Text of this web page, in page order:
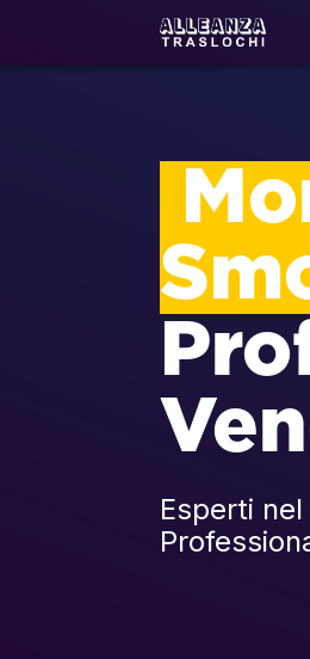
Esperti nel